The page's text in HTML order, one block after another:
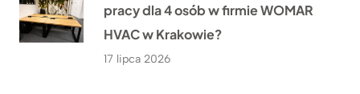
pracy dla 4 osób w firmie WOMAR
HVAC w Krakowie?
17 lipca 2026